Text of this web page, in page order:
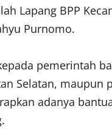
Lapang BPP
Purnomo.
pemerintah
Selatan, maupun
adanya